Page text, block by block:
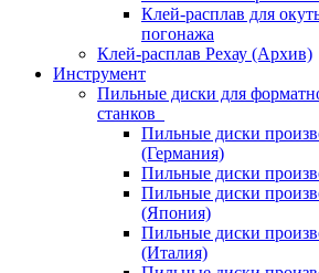
Клей-расплав для
погонажа
Клей-расплав Рехау (Архив)
Инструмент
Пильные диски для
станков
Пильные диски
(Германия)
Пильные диски
Пильные диски
(Япония)
Пильные диски
(Италия)